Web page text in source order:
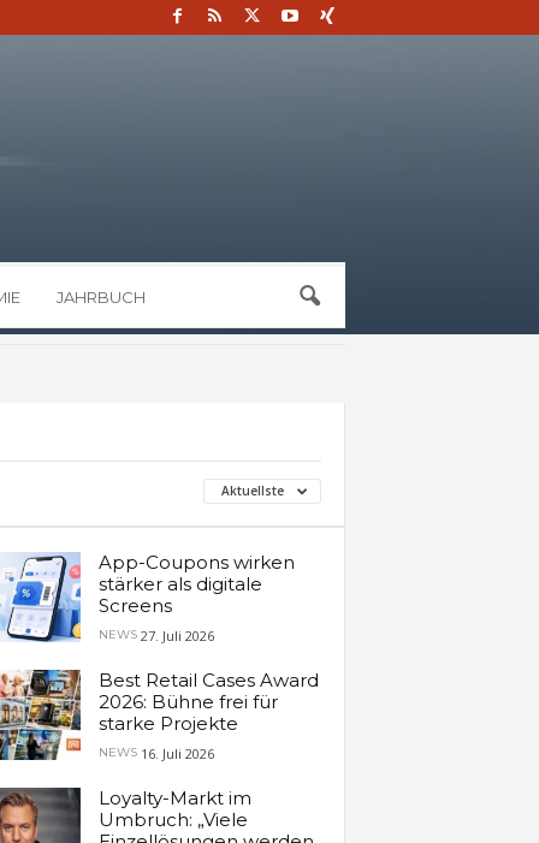
JAHRBUCH
Aktuellste
App-Coupons wirken
stärker als digitale
Screens
NEWS 27. Juli 2026
Best Retail Cases Award
2026: Bühne frei für
starke Projekte
NEWS 16. Juli 2026
Loyalty-Markt im
Umbruch: „Viele